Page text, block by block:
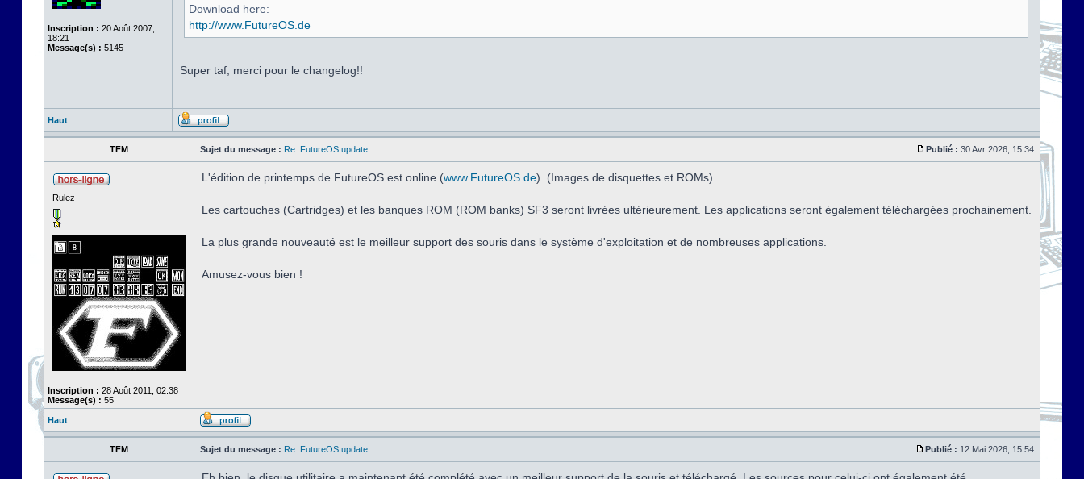
Inscription : 20 Août 2007,
18:21
Message(s) : 5145
Download here:
http://www.FutureOS.de
Super taf, merci pour le changelog!!
Haut
TFM Sujet du message : Re: FutureOS update... Publié : 30 Avr 2026, 15:34
Rulez
Inscription : 28 Août 2011, 02:38
Message(s) : 55
L'édition de printemps de FutureOS est online (www.FutureOS.de). (Images de disquettes et ROMs).
Les cartouches (Cartridges) et les banques ROM (ROM banks) SF3 seront livrées ultérieurement. Les applications seront également téléchargées prochainement.
La plus grande nouveauté est le meilleur support des souris dans le système d'exploitation et de nombreuses applications.
Amusez-vous bien !
Haut
TFM Sujet du message : Re: FutureOS update... Publié : 12 Mai 2026, 15:54